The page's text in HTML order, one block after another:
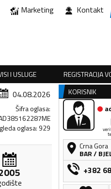
Marketing Kontakt
I USLUGE REGISTRACIJA
04.08.2026
Šifra oglasa:
oglasa: 929
KORISNIK
Crna Gora
BAR/
+382